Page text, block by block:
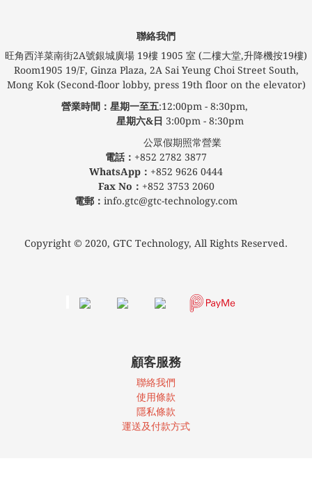
聯絡我們
旺角西洋菜南街2A號銀城廣場​ 19樓 1905 室 (二樓大堂,升降機按19樓)
Room1905 19/F, Ginza Plaza, 2A Sai Yeung Choi Street South,
Mong Kok (Second-floor lobby, press 19th floor on the elevator)
營業時間：星期一至五:12:00pm - 8:30pm,
星期六&日 3:00pm - 8:30pm
公眾假期照常營業
電話： +852 2782 3877
WhatsApp： +852 9626 0444
Fax No： +852 3753 2060
電郵： info.gtc@gtc-technology.com
Copyright © 2020, GTC Technology, All Rights Reserved.
顧客服務
聯絡我們
使用條款
隱私條款
運送及付款方式